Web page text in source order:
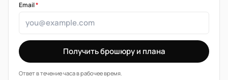
Email*
Получить брошюру и плана
Ответ в течение часа в рабочее время.